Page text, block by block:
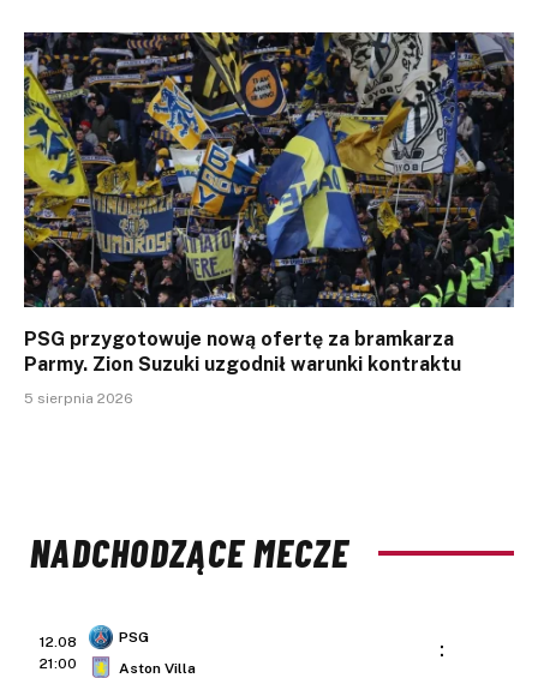
PSG przygotowuje nową ofertę za bramkarza
Parmy. Zion Suzuki uzgodnił warunki kontraktu
5 sierpnia 2026
NADCHODZĄCE MECZE
12.08
21:00
PSG
Aston Villa
: